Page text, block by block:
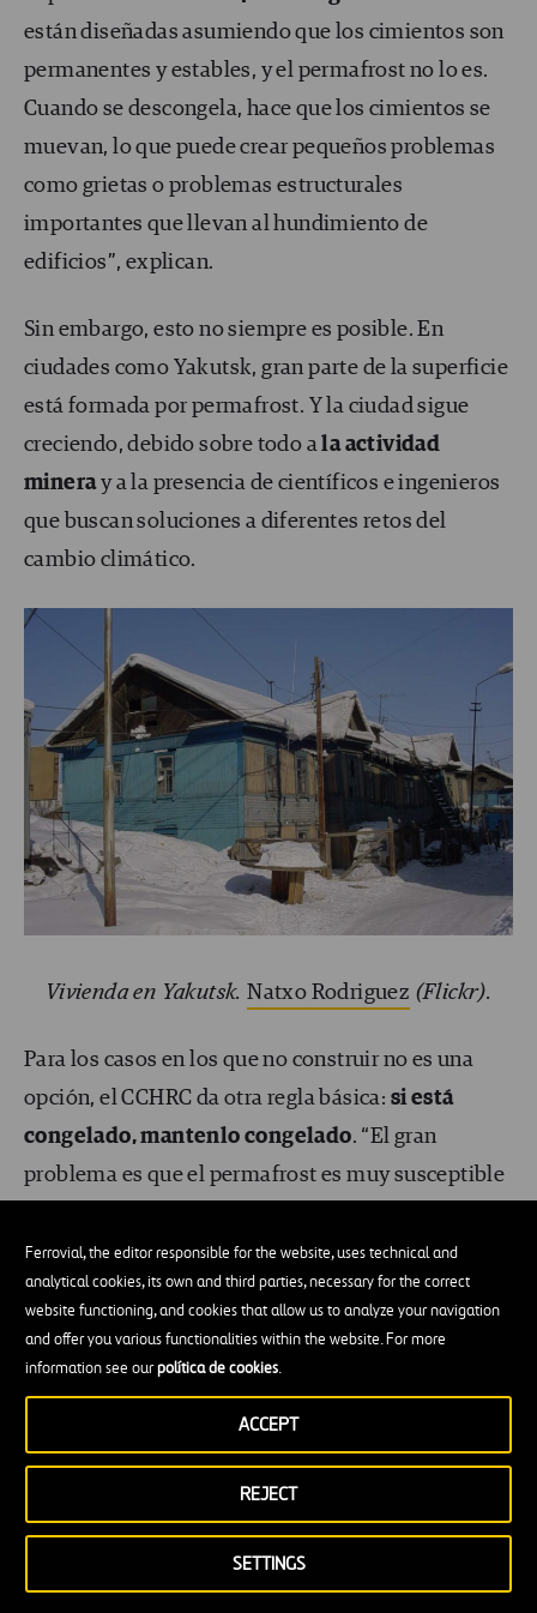
Ferrovial, the editor responsible for the website, uses technical and
analytical cookies, its own and third parties, necessary for the correct
website functioning, and cookies that allow us to analyze your navigation
and offer you various functionalities within the website. For more
information see ourpolítica de cookies.
SETTINGS
REJECT
ACCEPT
están diseñadas asumiendo que los cimientos son
permanentes y estables, y el permafrost no lo es.
Cuando se descongela, hace que los cimientos se
muevan, lo que puede crear pequeños problemas
como grietas o problemas estructurales
importantes que llevan al hundimiento de
edificios”, explican.
Sin embargo, esto no siempre es posible. En
ciudades como Yakutsk, gran parte de la superficie
está formada por permafrost. Y la ciudad sigue
creciendo, debido sobre todo ala actividad
mineray a la presencia de científicos e ingenieros
que buscan soluciones a diferentes retos del
cambio climático.
Vivienda en Yakutsk. Natxo Rodriguez (Flickr).
Para los casos en los que no construir no es una
opción, el CCHRC da otra regla básica: si está
congelado, mantenlo congelado. “El gran
problema es que el permafrost es muy susceptible
se vuelve inestable”, explican. Por ello, es
fundamental que las construcciones eviten el
calentamiento del suelo.
De acuerdo con el CCHCR,la planificación de las
construcciones y el diseño de los cimientos
priorizar mantener el terreno en una temperatura
congelado y proteger la vegetación. Esto último es